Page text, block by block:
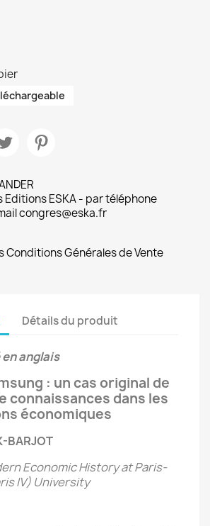
ESKA - par téléphone
congres@eska.fr
Conditions Générales de Vente
Détails du produit
anglais
: un cas original de
connaissances dans les
économiques
BARJOT
Economic History at Paris-
IV) University